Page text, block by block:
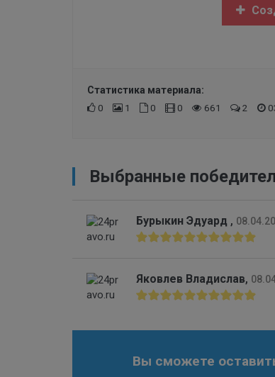
Статистика материала:
0
1 0 0 661 2
Выбранные
Бурыкин Эдуард ,
Яковлев Владислав,
Вы сможете